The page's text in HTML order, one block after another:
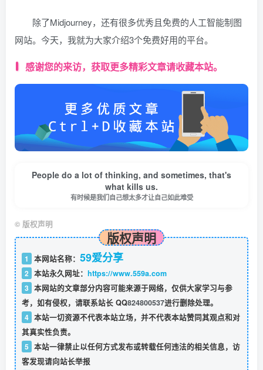
除了Midjourney，还有很多优秀且免费的人工智能制图
网站。今天，我就为大家介绍3个免费好用的平台。
感谢您的来访，获取更多精彩文章请收藏本站。
People do a lot of thinking, and sometimes, that's
what kills us.
有时候是我们自己想太多才让自己如此难受
© 版权声明
版权声明
1 本网站名称： 59爱分享
2 本站永久网址： https://www.559a.com
3 本网站的文章部分内容可能来源于网络，仅供大家学习与参
考，如有侵权，请联系站长 QQ824800537进行删除处理。
4 本站一切资源不代表本站立场，并不代表本站赞同其观点和对
其真实性负责。
5 本站一律禁止以任何方式发布或转载任何违法的相关信息，访
客发现请向站长举报